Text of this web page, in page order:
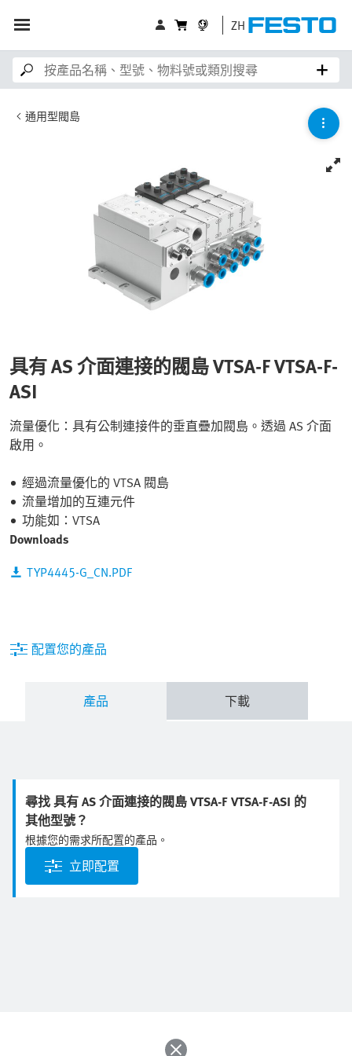
ZH
通用型閥島
具有 AS 介面連接的閥島 VTSA-F VTSA-F-
ASI
流量優化：具有公制連接件的垂直疊加閥島。透過 AS 介面
啟用。
經過流量優化的 VTSA 閥島
流量增加的互連元件
功能如：VTSA
Downloads
TYP4445-G_CN.PDF
配置您的產品
產品 下載
尋找 具有 AS 介面連接的閥島 VTSA-F VTSA-F-ASI 的
其他型號？
根據您的需求所配置的產品。
立即配置